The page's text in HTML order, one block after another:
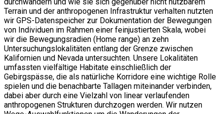
durchwandern und wie sie sich gegenüber nicht nutzbarem
Terrain und der anthropogenen Infrastruktur verhalten nutzten
wir GPS-Datenspeicher zur Dokumentation der Bewegungen
von Individuen im Rahmen einer feinjustierten Skala, wobei
wir die Bewegungsradien (Home range) an zehn
Untersuchungslokalitäten entlang der Grenze zwischen
Kalifornien und Nevada untersuchten. Unsere Lokalitäten
umfassten vielfältige Habitate einschließlich der
Gebirgspässe, die als natürliche Korridore eine wichtige Rolle
spielen und die benachbarte Tallagen miteinander verbinden,
dabei aber durch eine Vielzahl von linear verlaufenden
anthropogenen Strukturen durchzogen werden. Wir nutzen